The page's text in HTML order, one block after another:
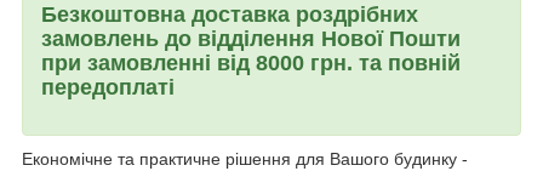
Безкоштовна доставка роздрібних
замовлень до відділення Нової Пошти
при замовленні від 8000 грн. та повній
передоплаті
Економічне та практичне рішення для Вашого будинку -